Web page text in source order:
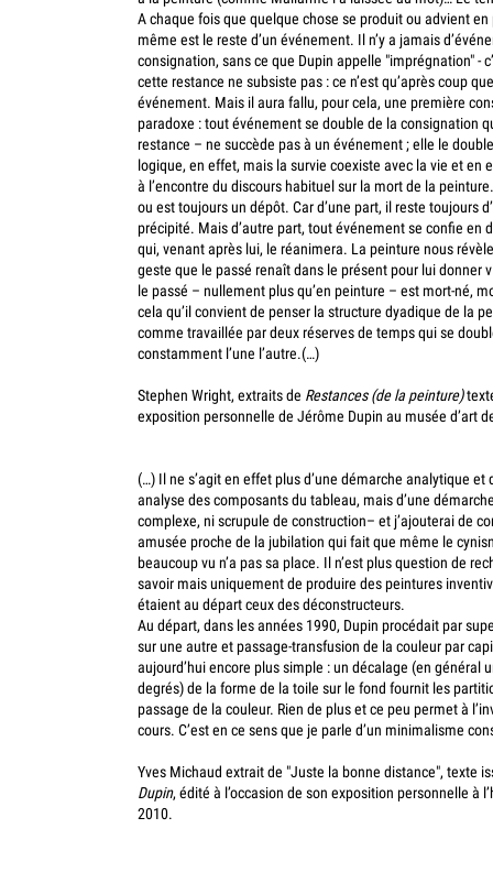
A chaque fois que quelque chose se produit ou advient
même est le reste d’un événement. Il n’y a jamais
consignation, sans ce que Dupin appelle "imprégnation" -
cette restance ne subsiste pas : ce n’est qu’après coup
événement. Mais il aura fallu, pour cela, une première
paradoxe : tout événement se double de la consignation
restance – ne succède pas à un événement ; elle le
logique, en effet, mais la survie coexiste avec la vie et en
à l’encontre du discours habituel sur la mort de la
ou est toujours un dépôt. Car d’une part, il reste toujours
précipité. Mais d’autre part, tout événement se confie en
qui, venant après lui, le réanimera. La peinture nous
geste que le passé renaît dans le présent pour lui donner
le passé – nullement plus qu’en peinture – est mort-né,
cela qu’il convient de penser la structure dyadique de la
comme travaillée par deux réserves de temps qui se
constamment l’une l’autre.(…)
Stephen Wright, extraits de Restances (de la peinture)
exposition personnelle de Jérôme Dupin au musée d’art
(…) Il ne s’agit en effet plus d’une démarche analytique et
analyse des composants du tableau, mais d’une
complexe, ni scrupule de construction– et j’ajouterai de
amusée proche de la jubilation qui fait que même le
beaucoup vu n’a pas sa place. Il n’est plus question de
savoir mais uniquement de produire des peintures
étaient au départ ceux des déconstructeurs.
Au départ, dans les années 1990, Dupin procédait par
sur une autre et passage-transfusion de la couleur par
aujourd’hui encore plus simple : un décalage (en général
degrés) de la forme de la toile sur le fond fournit les
passage de la couleur. Rien de plus etce peu permet à
cours. C’est en ce sens que je parle d’un minimalisme
Yves Michaud extrait de "Juste la bonne distance", texte
Dupin, édité à l’occasion de son exposition personnelle à
2010.